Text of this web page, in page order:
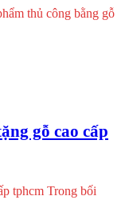
thủ công bằng gỗ
gỗ cao cấp
tphcm Trong bối